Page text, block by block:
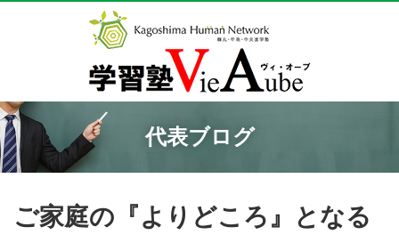
代表ブログ
ご家庭の『よりどころ』となる